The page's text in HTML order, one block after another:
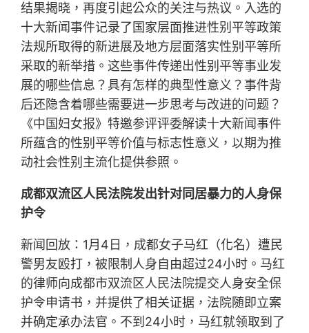
结果揭晓，再度引起公众的关注与热议。入选的
十大新闻事件记录了国家层面推进性别平等政策
法规所取得的新进展及地方层面落实性别平等所
采取的新举措。这些事件传递出性别平等事业发
展的哪些信息？具有怎样的典型性意义？事件背
后还隐含着哪些需要进一步思考与改进的问题？
《中国妇女报》特邀参评评委解读十大新闻事件
所蕴含的性别平等价值与标志性意义，以期为推
动社会性别主流化提供参照。
成都双流区人民法院发出针对同居暴力的人身保
护令
新闻回放：1月4日，成都女子马红（化名）遭民
警男友殴打，被限制人身自由超过24小时。马红
的律师向成都市双流区人民法院提交人身安全保
护令申请书，并提供了相关证据，法院随即立案
并确定承办法官。不到24小时，马红就领取到了